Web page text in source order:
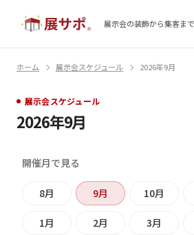
展示会の装飾から集客まで
ホーム 展示会スケジュール 2026年9月
展示会スケジュール
2026年9月
開催月で見る
8月 9月 10月
1月 2月 3月